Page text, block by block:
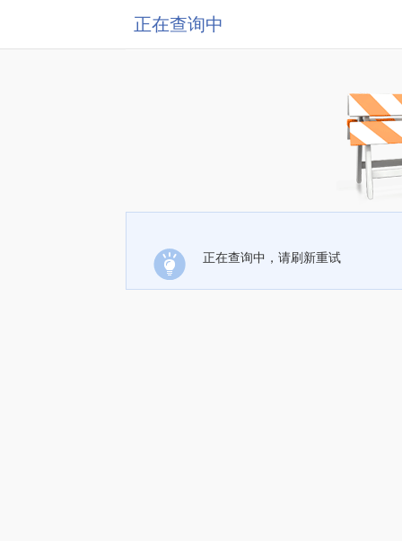
正在查询中
正在查询中，请刷新重试